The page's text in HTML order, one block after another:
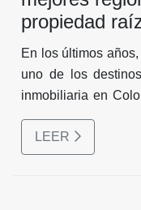
propiedad
En los últimos
uno de los
inmobiliaria en
crecimiento
dinamismo
Rionegro, El
LEER